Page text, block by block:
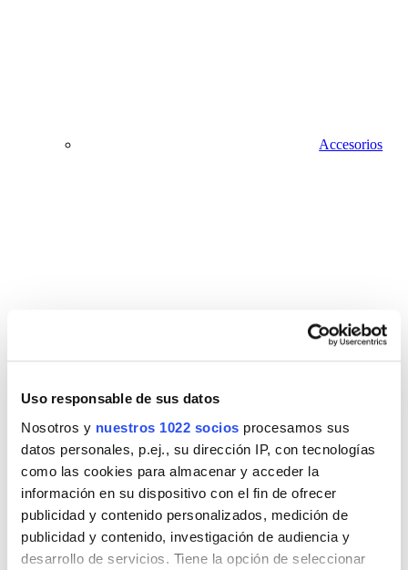
Uso responsable de sus datos
Nosotros y nuestros 1022 socios procesamos sus
datos personales, p.ej., su dirección IP, con tecnologías
como las cookies para almacenar y acceder la
información en su dispositivo con el fin de ofrecer
publicidad y contenido personalizados, medición de
publicidad y contenido, investigación de audiencia y
desarrollo de servicios. Tiene la opción de seleccionar
Accesorios